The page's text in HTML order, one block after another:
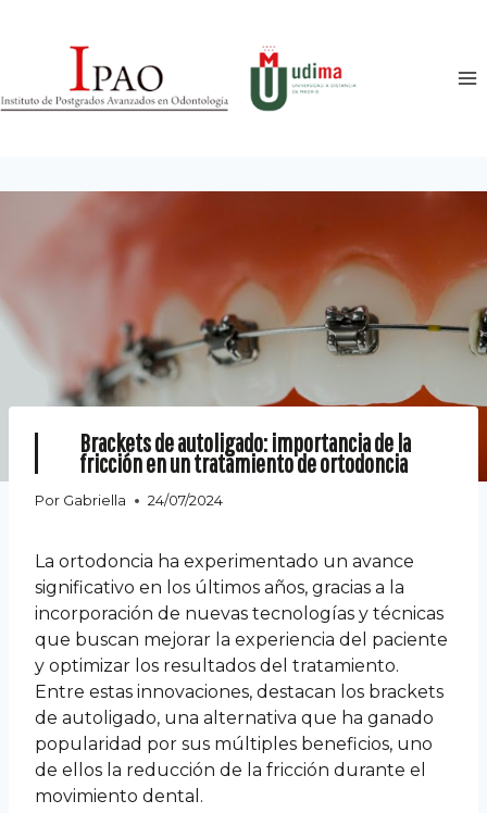
Brackets de autoligado: importancia de la
fricción en un tratamiento de ortodoncia
Por Gabriella 24/07/2024
La ortodoncia ha experimentado un avance
significativo en los últimos años, gracias a la
incorporación de nuevas tecnologías y técnicas
que buscan mejorar la experiencia del paciente
y optimizar los resultados del tratamiento.
Entre estas innovaciones, destacan los brackets
de autoligado, una alternativa que ha ganado
popularidad por sus múltiples beneficios, uno
de ellos la reducción de la fricción durante el
movimiento dental.